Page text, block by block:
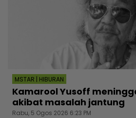
MSTAR | HIBURAN
Kamarool Yusoff
akibat masalah jantung
Rabu, 5 Ogos 2026 6:23 PM